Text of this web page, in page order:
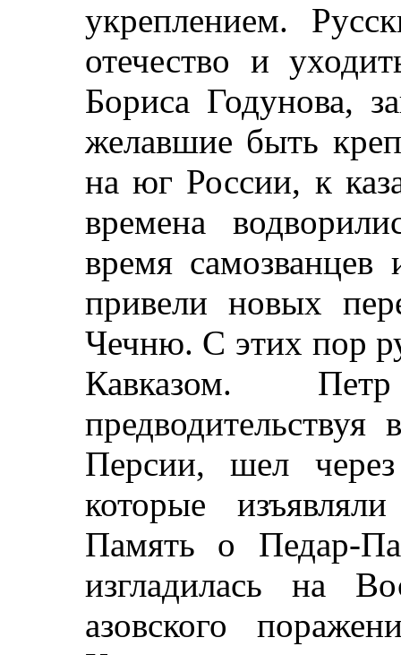
укреплением.
отечество и
Бориса Годунова,
желавшие быть
на юг России, к
времена
время самозванцев
привели новых
Чечню. С этих пор
Кавказом.
Персии, шел
которые
Память о Педар-
изгладилась на
азовского